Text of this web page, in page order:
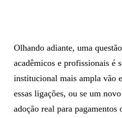
Olhando adiante, uma
acadêmicos e profissionais é
institucional mais ampla vão
essas ligações, ou se um
adoção real para